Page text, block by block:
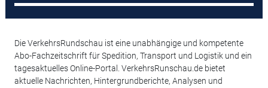
Die VerkehrsRundschau ist eine unabhängige und kompetente
Abo-Fachzeitschrift für Spedition, Transport und Logistik und ein
tagesaktuelles Online-Portal. VerkehrsRunschau.de bietet
aktuelle Nachrichten, Hintergrundberichte, Analysen und